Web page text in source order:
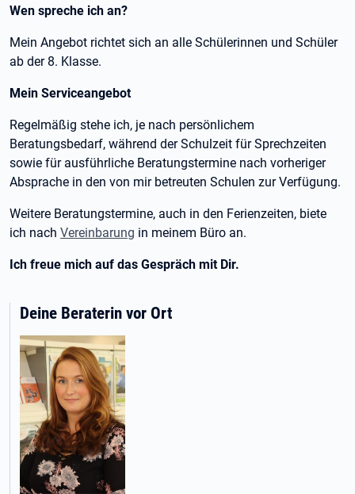
Wen spreche ich an?
Mein Angebot richtet sich an alle Schülerinnen und Schüler
ab der 8. Klasse.
Mein Serviceangebot
Regelmäßig stehe ich, je nach persönlichem
Beratungsbedarf, während der Schulzeit für Sprechzeiten
sowie für ausführliche Beratungstermine nach vorheriger
Absprache in den von mir betreuten Schulen zur Verfügung.
Weitere Beratungstermine, auch in den Ferienzeiten, biete
ich nach Vereinbarung in meinem Büro an.
Ich freue mich auf das Gespräch mit Dir.
Deine Beraterin vor Ort